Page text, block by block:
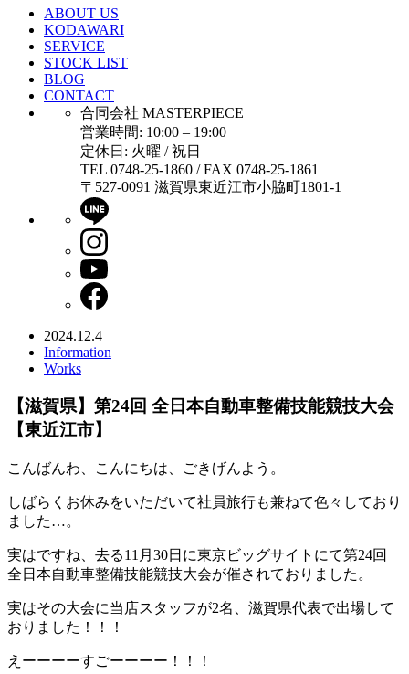
ABOUT US
KODAWARI
SERVICE
STOCK LIST
BLOG
CONTACT
合同会社 MASTERPIECE
営業時間: 10:00 – 19:00
定休日: 火曜 / 祝日
TEL 0748-25-1860 / FAX 0748-25-1861
〒527-0091 滋賀県東近江市小脇町1801-1
2024.12.4
Information
Works
【滋賀県】第24回 全日本自動車整備技能競技大会
【東近江市】
こんばんわ、こんにちは、ごきげんよう。
しばらくお休みをいただいて社員旅行も兼ねて色々しており
ました…。
実はですね、去る11月30日に東京ビッグサイトにて第24回
全日本自動車整備技能競技大会が催されておりました。
実はその大会に当店スタッフが2名、滋賀県代表で出場して
おりました！！！
えーーーーすごーーーー！！！